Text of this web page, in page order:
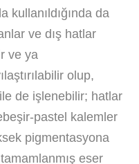
kullanıldığında da
ve dış hatlar
ve ya
olup,
de işlenebilir; hatlar
pastel kalemler
pigmentasyona
eser